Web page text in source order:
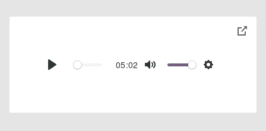
Play
05:02
Mute Settings
toggle